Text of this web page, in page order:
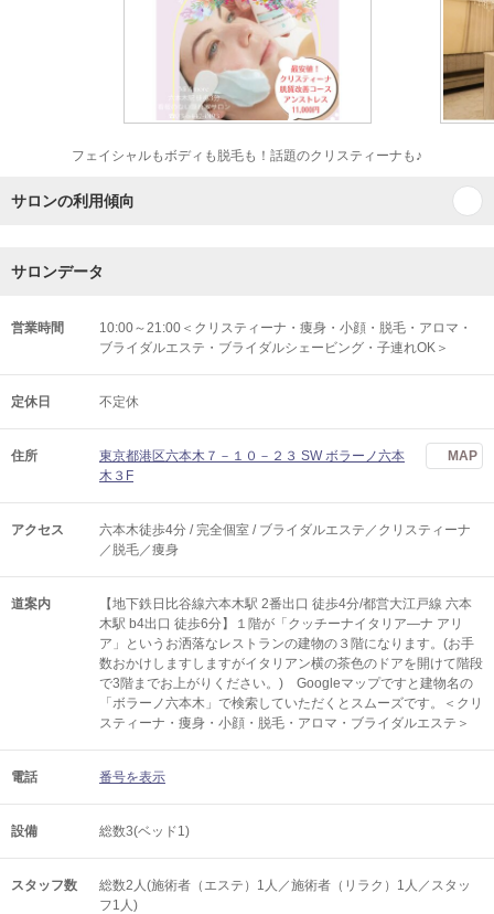
フェイシャルもボディも脱毛も！話題のクリスティーナも♪
サロンの利用傾向
サロンデータ
営業時間
10:00～21:00＜クリスティーナ・痩身・小顔・脱毛・アロマ・
ブライダルエステ・ブライダルシェービング・子連れOK＞
定休日 不定休
住所
東京都港区六本木７－１０－２３ SW ボラーノ六本
木３F
MAP
アクセス
六本木徒歩4分 / 完全個室 / ブライダルエステ／クリスティーナ
／脱毛／痩身
道案内
【地下鉄日比谷線六本木駅 2番出口 徒歩4分/都営大江戸線 六本
木駅 b4出口 徒歩6分】１階が「クッチーナイタリア―ナ アリ
ア」というお洒落なレストランの建物の３階になります。(お手
数おかけしますしますがイタリアン横の茶色のドアを開けて階段
で3階までお上がりください。) Googleマップですと建物名の
「ボラーノ六本木」で検索していただくとスムーズです。＜クリ
スティーナ・痩身・小顔・脱毛・アロマ・ブライダルエステ＞
電話 番号を表示
設備 総数3(ベッド1)
スタッフ数
総数2人(施術者（エステ）1人／施術者（リラク）1人／スタッ
フ1人)